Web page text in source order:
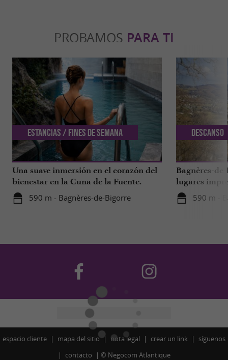
PROBAMOS PARA TI
Una suave inmersión en el corazón del
bienestar en la Cuna de la Fuente.
590 m - Bagnères-de-Bigorre
Estancias / Fines de semana
Bagnères-
lugares
590 m -
Descanso
espacio cliente mapa del sitio nota legal crear un link
síguenos
contacto
© Negocom Atlantique